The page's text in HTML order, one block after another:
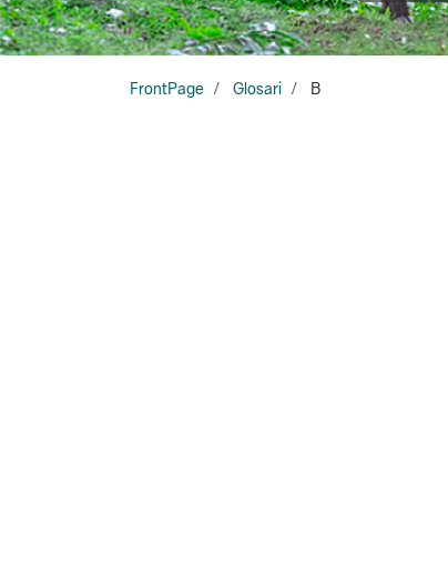
FrontPage Glosari B